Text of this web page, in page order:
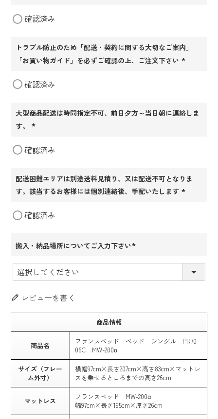
確認済み
トラブル防止のため「配送・契約に関する大切なご案内」
「お買い物ガイド」を必ずご確認の上、ご注文下さい
確認済み
大型商品配送は時間指定不可、前日夕方～当日朝に連絡しま
す。
須)
確認済み
配送困難エリアは別途送料見積り、又は配送不可となりま
す。該当するお客様には個別連絡後、手配いたします
確認済み
搬入・納品場所についてご入力下さい
レビューを書く
商品情報
商品名
フランスベッド ベッド シングル PR70-
06C MW-200α
サイズ（フレー
ム外寸）
横幅97cm×長さ207cm×高さ83cm×マットレ
スを乗せるところまでの高さ26cm
マットレス
フランスベッド MW-200α
幅97cm×長さ195cm×厚さ26cm